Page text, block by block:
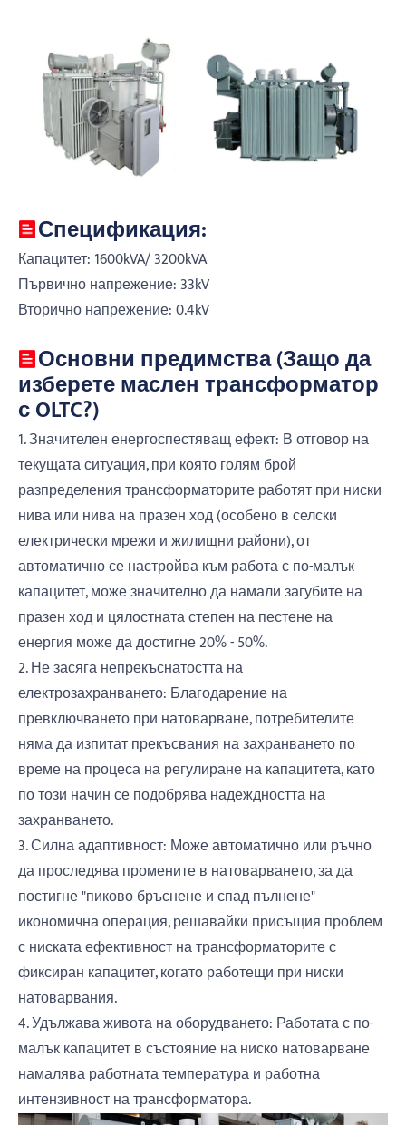
Спецификация:
Капацитет: 1600kVA/ 3200kVA
Първично напрежение: 33kV
Вторично напрежение: 0.4kV
Основни предимства (Защо да
изберете маслен трансформатор
с OLTC?)
1. Значителен енергоспестяващ ефект: В отговор на
текущата ситуация, при която голям брой
разпределения трансформаторите работят при ниски
нива или нива на празен ход (особено в селски
електрически мрежи и жилищни райони), от
автоматично се настройва към работа с по-малък
капацитет, може значително да намали загубите на
празен ход и цялостната степен на пестене на
енергия може да достигне 20% - 50%.
2. Не засяга непрекъснатостта на
електрозахранването: Благодарение на
превключването при натоварване, потребителите
няма да изпитат прекъсвания на захранването по
време на процеса на регулиране на капацитета, като
по този начин се подобрява надеждността на
захранването.
3. Силна адаптивност: Може автоматично или ръчно
да проследява промените в натоварването, за да
постигне "пиково бръснене и спад пълнене"
икономична операция, решавайки присъщия проблем
с ниската ефективност на трансформаторите с
фиксиран капацитет, когато работещи при ниски
натоварвания.
4. Удължава живота на оборудването: Работата с по-
малък капацитет в състояние на ниско натоварване
намалява работната температура и работна
интензивност на трансформатора.